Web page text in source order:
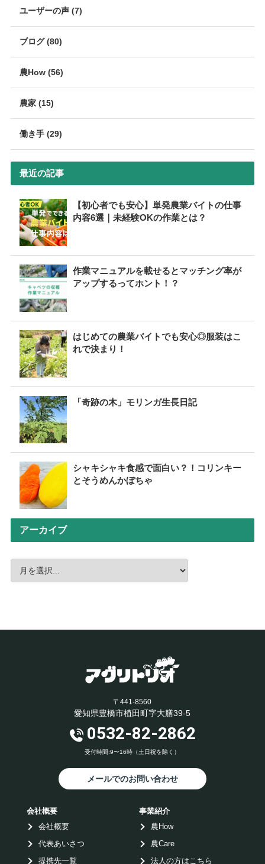
ユーザーの声 (7)
ブログ (80)
農How (56)
農家 (15)
働き手 (29)
最近の記事
【初心者でも安心】単発農業バイトの仕事
内容6選｜未経験OKの作業とは？
作業マニュアルを載せるとマッチング率が
アップするってホント！？
はじめての農業バイトでも安心◎服装はこ
れで決まり！
「奇跡の木」モリンガ生長日記
シャキシャキ食感で面白い？！コリンキー
とそうめんかぼちゃ
アーカイブ
〒441-8560
愛知県豊橋市植田町字大膳39-5
0532-82-2862
受付時間:9〜16時（土日祝を除く）
メールでのお問い合わせ
会社概要
会社概要
代表あいさつ
提携先一覧
事業紹介
農How
農Care
法人の方はこちら